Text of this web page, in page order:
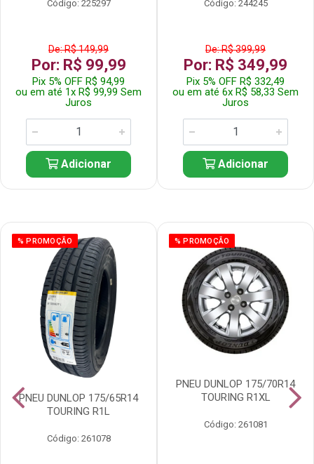
Código: 225297
De: R$ 149,99
Por: R$ 99,99
Pix 5% OFF R$ 94,99
ou em até 1x R$ 99,99 Sem
Juros
Adicionar
Código: 244245
De: R$ 399,99
Por: R$ 349,99
Pix 5% OFF R$ 332,49
ou em até 6x R$ 58,33 Sem
Juros
Adicionar
% PROMOÇÃO
PNEU DUNLOP 175/65R14
TOURING R1L
Código: 261078
% PROMOÇÃO
PNEU DUNLOP 175/70R14
TOURING R1XL
Código: 261081